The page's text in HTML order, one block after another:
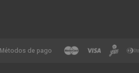
Métodos de pago